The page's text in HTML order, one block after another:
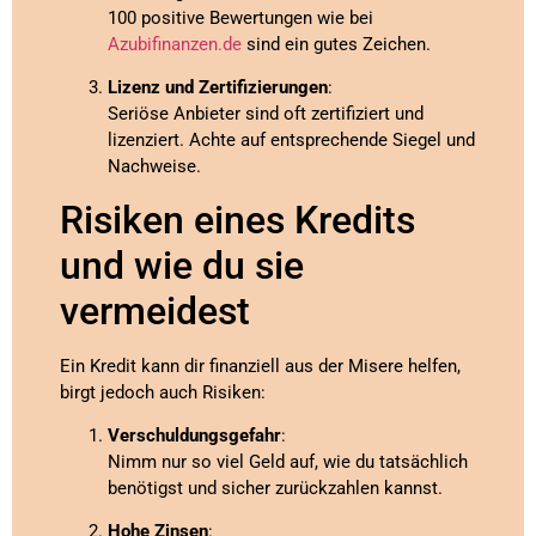
100 positive Bewertungen wie bei
Azubifinanzen.de sind ein gutes Zeichen.
Lizenz und Zertifizierungen:
Seriöse Anbieter sind oft zertifiziert und
lizenziert. Achte auf entsprechende Siegel und
Nachweise.
Risiken eines Kredits
und wie du sie
vermeidest
Ein Kredit kann dir finanziell aus der Misere helfen,
birgt jedoch auch Risiken:
Verschuldungsgefahr:
Nimm nur so viel Geld auf, wie du tatsächlich
benötigst und sicher zurückzahlen kannst.